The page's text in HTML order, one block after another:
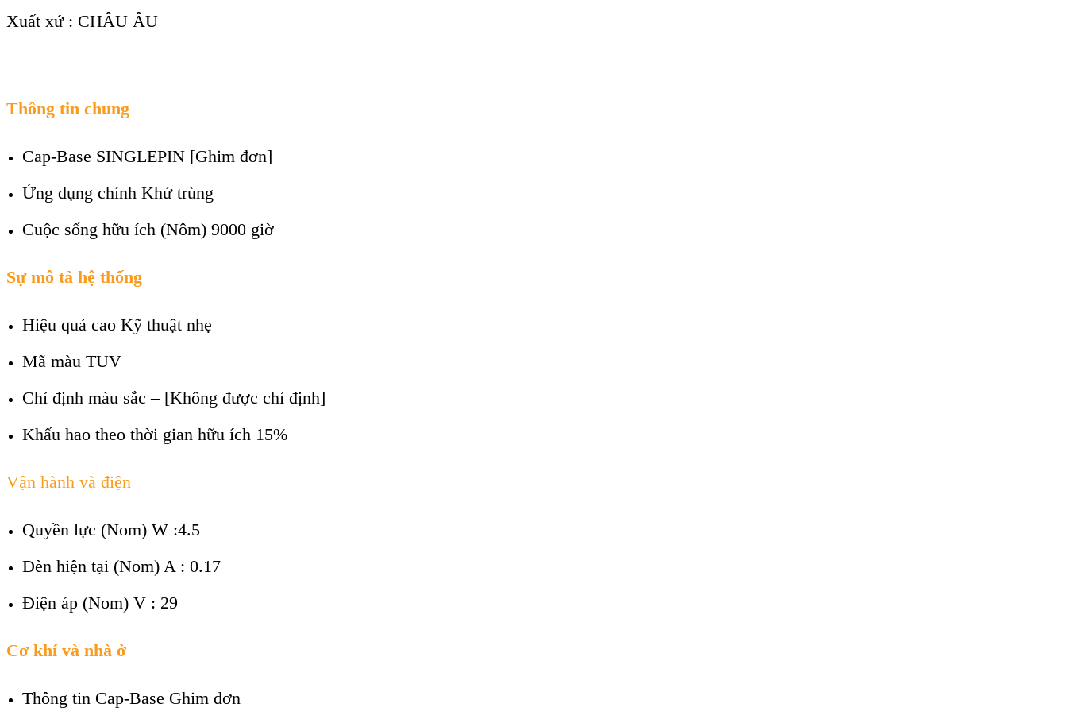
Xuất xứ : CHÂU ÂU
Thông tin chung
Cap-Base SINGLEPIN [Ghim đơn]
Ứng dụng chính Khử trùng
Cuộc sống hữu ích (Nôm) 9000 giờ
Sự mô tả hệ thống
Hiệu quả cao Kỹ thuật nhẹ
Mã màu TUV
Chỉ định màu sắc– [Không được chỉ định]
Khấu hao theo thời gian hữu ích 15%
Vận hành và điện
Quyền lực (Nom) W :4.5
Đèn hiện tại (Nom) A : 0.17
Điện áp (Nom) V : 29
Cơ khí và nhà ở
Thông tin Cap-Base Ghim đơn